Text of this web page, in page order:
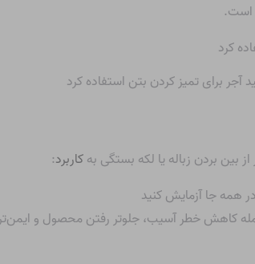
است.
برای تمیز کردن بتن استفاده کرد
بین بردن زباله یا لکه بستگی بهکاربرد:
همه جا آزمایش کنید
جمله کاهش خطر آسیب، جلوتر رفتن محصول و